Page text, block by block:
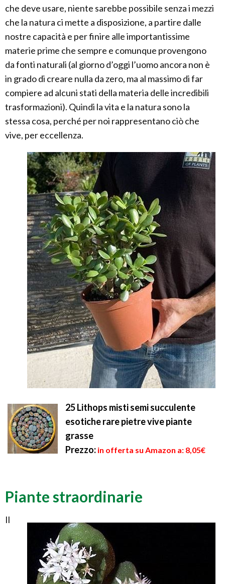
che deve usare, niente sarebbe possibile senza i mezzi
che la natura ci mette a disposizione, a partire dalle
nostre capacità e per finire alle importantissime
materie prime che sempre e comunque provengono
da fonti naturali (al giorno d’oggi l’uomo ancora non è
in grado di creare nulla da zero, ma al massimo di far
compiere ad alcuni stati della materia delle incredibili
trasformazioni). Quindi la vita e la natura sono la
stessa cosa, perché per noi rappresentano ciò che
vive, per eccellenza.
25 Lithops misti semi succulente
esotiche rare pietre vive piante
grasse
Prezzo: in offerta su Amazon a: 8,05€
Piante straordinarie
Il